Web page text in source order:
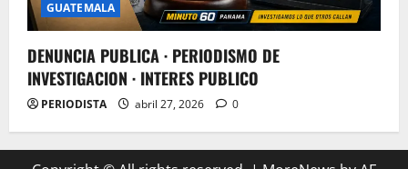
GUATEMALA
DENUNCIA PUBLICA · PERIODISMO DE
INVESTIGACION · INTERES PUBLICO
PERIODISTA abril 27, 2026 0